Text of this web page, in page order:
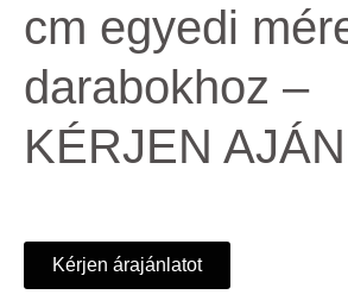
cm egyedi
darabokhoz –
KÉRJEN
Kérjen árajánlatot